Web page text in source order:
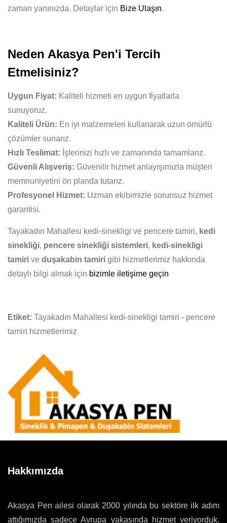
zaman yanınızda. Detaylar için Bize Ulaşın.
Neden Akasya Pen'i Tercih
Etmelisiniz?
Uygun Fiyat: Kaliteli hizmeti en uygun fiyatlarla
sunuyoruz.
Kaliteli Ürün: En iyi malzemeleri kullanarak uzun ömürlü
çözümler sunarız.
Hızlı Teslimat: İşlerinizi hızlı ve zamanında tamamlarız.
Güvenli Alışveriş: Güvenilir hizmet anlayışımızla müşteri
memnuniyetini ön planda tutarız.
Profesyonel Hizmet: Uzman ekibimizle sorunsuz hizmet
garantisi.
Tayakadın Mahallesi kedi-sinekligi ve pencere tamiri, kedi
sinekliği, pencere sinekliği sistemleri, kedi-sinekligi
tamiri ve duşakabin tamiri gibi hizmetlerimiz hakkında
detaylı bilgi almak için bizimle iletişime geçin
Etiket: Tayakadın Mahallesi kedi-sinekligi tamiri - pencere
tamiri hizmetlerimiz
Hakkımızda
Akasya Pen ailesi olarak 2000 yılında bu sektöre ilk adım
attığımızda sadece Avrupa yakasında hizmet veriyorduk.